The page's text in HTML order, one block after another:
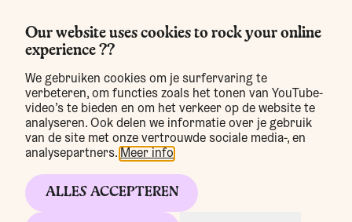
Our website uses cookies to rock your online
experience ??
We gebruiken cookies om je surfervaring te
verbeteren, om functies zoals het tonen van YouTube-
video’s te bieden en om het verkeer op de website te
analyseren. Ook delen we informatie over je gebruik
van de site met onze vertrouwde sociale media-, en
analysepartners. Meer info
ALLES ACCEPTEREN
Bar Chaud Bar Chaud
NLFR